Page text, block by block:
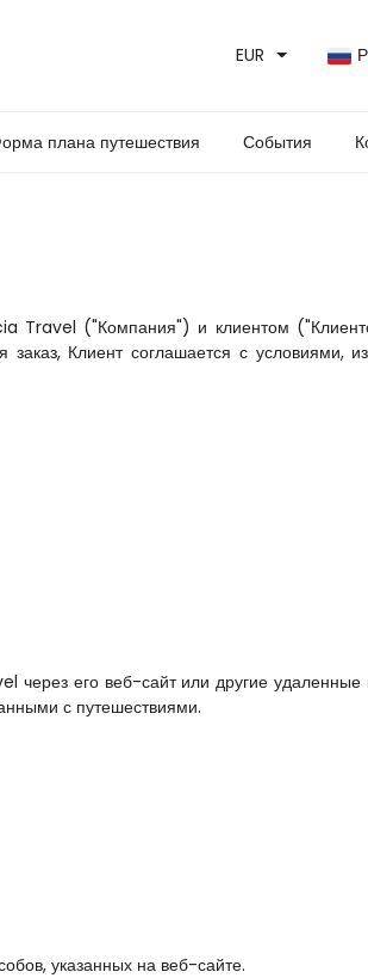
EUR
плана путешествия События
Travel ("Компания") и клиентом
Клиент соглашается с условиями,
его веб-сайт или другие удаленные
с путешествиями.
указанных на веб-сайте.